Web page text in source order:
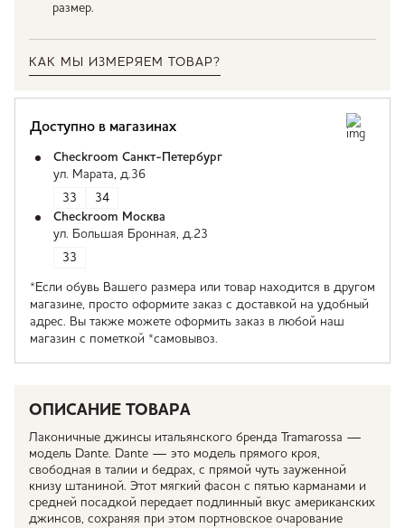
размер.
КАК МЫ ИЗМЕРЯЕМ ТОВАР?
Доступно в магазинах
Checkroom Санкт-Петербург
ул. Марата, д.36
33
34
Checkroom Москва
ул. Большая Бронная, д.23
33
*Если обувь Вашего размера или товар находится в другом
магазине, просто оформите заказ с доставкой на удобный
адрес. Вы также можете оформить заказ в любой наш
магазин с пометкой *самовывоз.
ОПИСАНИЕ ТОВАРА
Лаконичные джинсы итальянского бренда Tramarossa —
модель Dante. Dante — это модель прямого кроя,
свободная в талии и бедрах, с прямой чуть зауженной
книзу штаниной. Этот мягкий фасон с пятью карманами и
средней посадкой передает подлинный вкус американских
джинсов, сохраняя при этом портновское очарование